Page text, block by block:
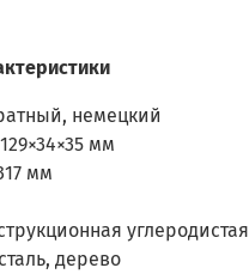
немецкий
мм
мм
углеродистая
дерево